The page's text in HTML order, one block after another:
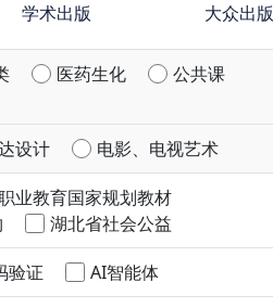
学术出版 大众出版
医药生化
公共课
设计 电影、电视艺术
业教育国家规划教材
湖北省社会公益
验证 AI智能体